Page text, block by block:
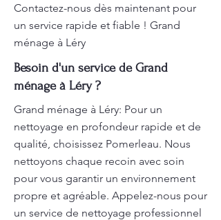
Contactez-nous dès maintenant pour
un service rapide et fiable ! Grand
ménage à Léry
Besoin d'un service de Grand
ménage à Léry ?
Grand ménage à Léry: Pour un
nettoyage en profondeur rapide et de
qualité, choisissez Pomerleau. Nous
nettoyons chaque recoin avec soin
pour vous garantir un environnement
propre et agréable. Appelez-nous pour
un service de nettoyage professionnel